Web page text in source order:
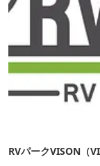
RVパークVISON（